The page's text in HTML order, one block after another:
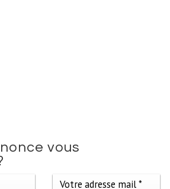
vous